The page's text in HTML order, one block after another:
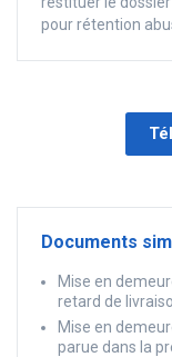
pour rétention
Documents
Mise en
retard de
Mise en
parue dans la